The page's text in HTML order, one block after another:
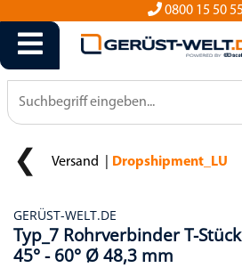
0800 15 50
info@geruest-
Versand Dropshipment_LU
GERÜST-WELT.DE
Typ_7 Rohrverbinder T-
45° - 60° Ø 48,3 mm